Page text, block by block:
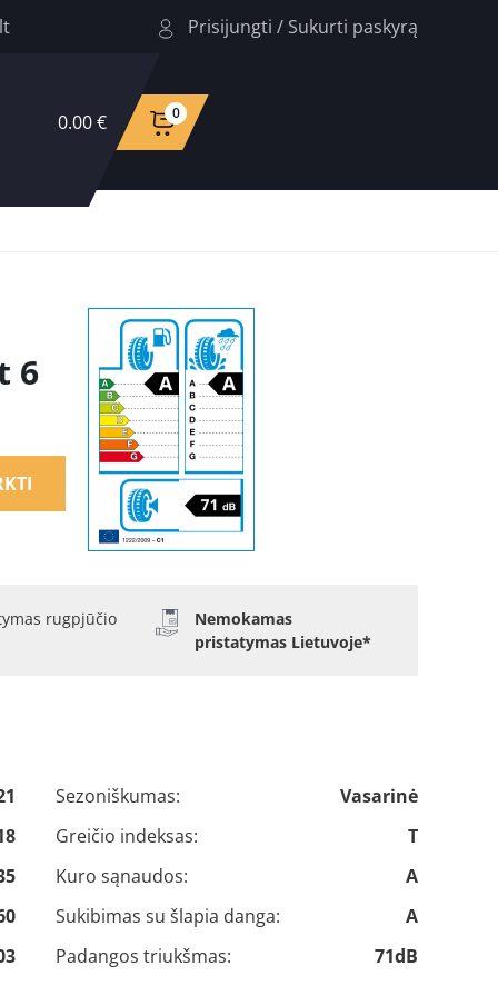
Prisijungti / Sukurti paskyrą
0.00 € 0
6
rugpjūčio
Nemokamas
pristatymas Lietuvoje*
Sezoniškumas:
Vasarinė
Greičio indeksas:
T
Kuro sąnaudos:
A
Sukibimas su šlapia danga:
A
Padangos triukšmas:
71dB